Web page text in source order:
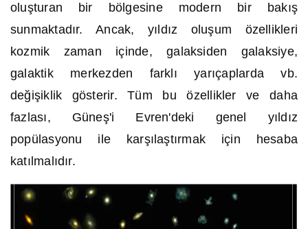
oluşturan bir bölgesine modern bir bakış
sunmaktadır. Ancak, yıldız oluşum özellikleri
kozmik zaman içinde, galaksiden galaksiye,
galaktik merkezden farklı yarıçaplarda vb.
değişiklik gösterir. Tüm bu özellikler ve daha
fazlası, Güneş'i Evren'deki genel yıldız
popülasyonu ile karşılaştırmak için hesaba
katılmalıdır.